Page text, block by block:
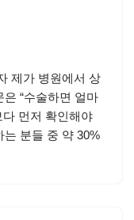
제가 병원에서 상
“수술하면 얼마
다 먼저 확인해야
는 분들 중 약 30%